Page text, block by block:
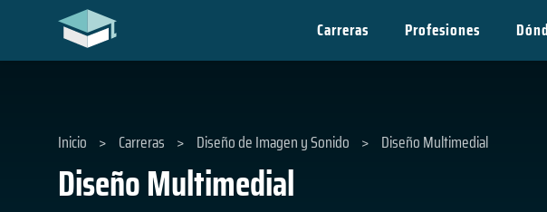
Carreras Profesiones
Diseño Multimedial
Inicio > Carreras > Diseño de Imagen y Sonido > Diseño Multimedial